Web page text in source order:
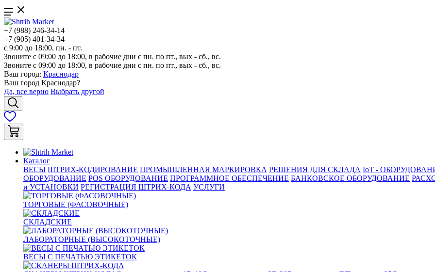
+7 (988) 246-34-14
+7 (905) 401-34-34
с 9:00 до 18:00, пн. - пт.
Звоните с 09:00 до 18:00, в рабочие дни с пн. по пт., вых - сб., вс.
Звоните с 09:00 до 18:00, в рабочие дни с пн. по пт., вых - сб., вс.
Ваш город: Краснодар
Ваш город Краснодар?
Да, все верно Выбрать другой
Каталог
ВЕСЫ ШТРИХ-КОДИРОВАНИЕ ПРОМЫШЛЕННАЯ МАРКИРОВКА РЕШЕНИЯ ДЛЯ СКЛАДА IoT -
ОБОРУДОВАНИЕ POS ОБОРУДОВАНИЕ ПРОГРАММНОЕ ОБЕСПЕЧЕНИЕ БАНКОВСКОЕ ОБОРУДОВАНИЕ
и УСТАНОВКИ РЕГИСТРАЦИЯ ШТРИХ-КОДА УСЛУГИ
ТОРГОВЫЕ (ФАСОВОЧНЫЕ)
СКЛАДСКИЕ
ЛАБОРАТОРНЫЕ (ВЫСОКОТОЧНЫЕ)
ВЕСЫ С ПЕЧАТЬЮ ЭТИКЕТОК